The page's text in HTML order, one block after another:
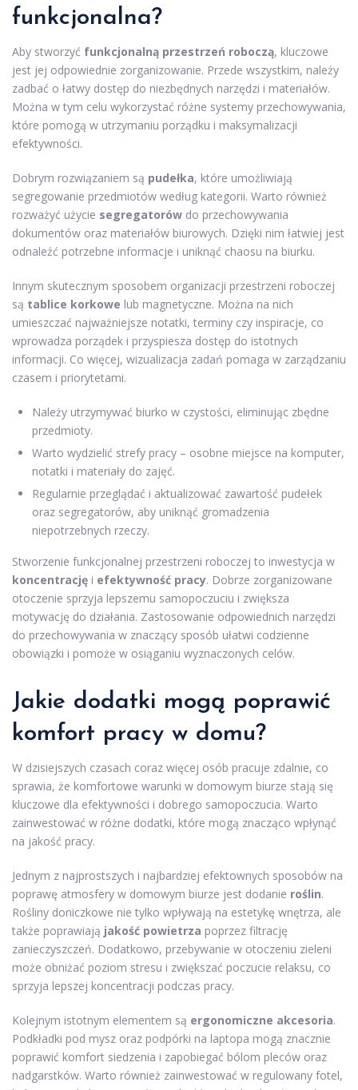
funkcjonalna?
Aby stworzyć funkcjonalną przestrzeń roboczą, kluczowe
jest jej odpowiednie zorganizowanie. Przede wszystkim, należy
zadbać o łatwy dostęp do niezbędnych narzędzi i materiałów.
Można w tym celu wykorzystać różne systemy przechowywania,
które pomogą w utrzymaniu porządku i maksymalizacji
efektywności.
Dobrym rozwiązaniem są pudełka, które umożliwiają
segregowanie przedmiotów według kategorii. Warto również
rozważyć użycie segregatorów do przechowywania
dokumentów oraz materiałów biurowych. Dzięki nim łatwiej jest
odnaleźć potrzebne informacje i uniknąć chaosu na biurku.
Innym skutecznym sposobem organizacji przestrzeni roboczej
są tablice korkowe lub magnetyczne. Można na nich
umieszczać najważniejsze notatki, terminy czy inspiracje, co
wprowadza porządek i przyspiesza dostęp do istotnych
informacji. Co więcej, wizualizacja zadań pomaga w zarządzaniu
czasem i priorytetami.
Należy utrzymywać biurko w czystości, eliminując zbędne
przedmioty.
Warto wydzielić strefy pracy – osobne miejsce na komputer,
notatki i materiały do zajęć.
Regularnie przeglądać i aktualizować zawartość pudełek
oraz segregatorów, aby uniknąć gromadzenia
niepotrzebnych rzeczy.
Stworzenie funkcjonalnej przestrzeni roboczej to inwestycja w
koncentrację i efektywność pracy. Dobrze zorganizowane
otoczenie sprzyja lepszemu samopoczuciu i zwiększa
motywację do działania. Zastosowanie odpowiednich narzędzi
do przechowywania w znaczący sposób ułatwi codzienne
obowiązki i pomoże w osiąganiu wyznaczonych celów.
Jakie dodatki mogą poprawić
komfort pracy w domu?
W dzisiejszych czasach coraz więcej osób pracuje zdalnie, co
sprawia, że komfortowe warunki w domowym biurze stają się
kluczowe dla efektywności i dobrego samopoczucia. Warto
zainwestować w różne dodatki, które mogą znacząco wpłynąć
na jakość pracy.
Jednym z najprostszych i najbardziej efektownych sposobów na
poprawę atmosfery w domowym biurze jest dodanie roślin.
Rośliny doniczkowe nie tylko wpływają na estetykę wnętrza, ale
także poprawiają jakość powietrza poprzez filtrację
zanieczyszczeń. Dodatkowo, przebywanie w otoczeniu zieleni
może obniżać poziom stresu i zwiększać poczucie relaksu, co
sprzyja lepszej koncentracji podczas pracy.
Kolejnym istotnym elementem są ergonomiczne akcesoria.
Podkładki pod mysz oraz podpórki na laptopa mogą znacznie
poprawić komfort siedzenia i zapobiegać bólom pleców oraz
nadgarstków. Warto również zainwestować w regulowany fotel,